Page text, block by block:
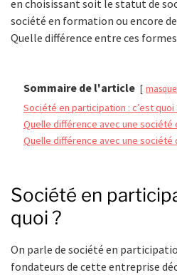
en choisissant soit le statut de
société en formation ou encore
Quelle différence entre ces formes
Sommaire de l'article
Société en participation : c’est quoi
Quelle différence avec une société
Quelle différence avec une société
Société en
quoi ?
On parle de société en
fondateurs de cette entreprise